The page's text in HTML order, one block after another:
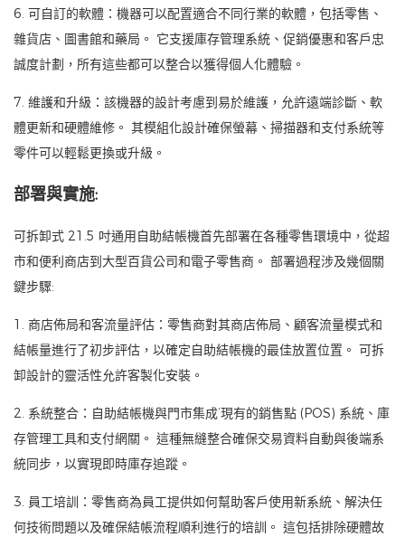
6. 可自訂的軟體：機器可以配置適合不同行業的軟體，包括零售、
雜貨店、圖書館和藥局。 它支援庫存管理系統、促銷優惠和客戶忠
誠度計劃，所有這些都可以整合以獲得個人化體驗。
7. 維護和升級：該機器的設計考慮到易於維護，允許遠端診斷、軟
體更新和硬體維修。 其模組化設計確保螢幕、掃描器和支付系統等
零件可以輕鬆更換或升級。
部署與實施:
可拆卸式 21.5 吋通用自助結帳機首先部署在各種零售環境中，從超
市和便利商店到大型百貨公司和電子零售商。 部署過程涉及幾個關
鍵步驟:
1. 商店佈局和客流量評估：零售商對其商店佈局、顧客流量模式和
結帳量進行了初步評估，以確定自助結帳機的最佳放置位置。 可拆
卸設計的靈活性允許客製化安裝。
2. 系統整合：自助結帳機與門市集成’現有的銷售點 (POS) 系統、庫
存管理工具和支付網關。 這種無縫整合確保交易資料自動與後端系
統同步，以實現即時庫存追蹤。
3. 員工培訓：零售商為員工提供如何幫助客戶使用新系統、解決任
何技術問題以及確保結帳流程順利進行的培訓。 這包括排除硬體故